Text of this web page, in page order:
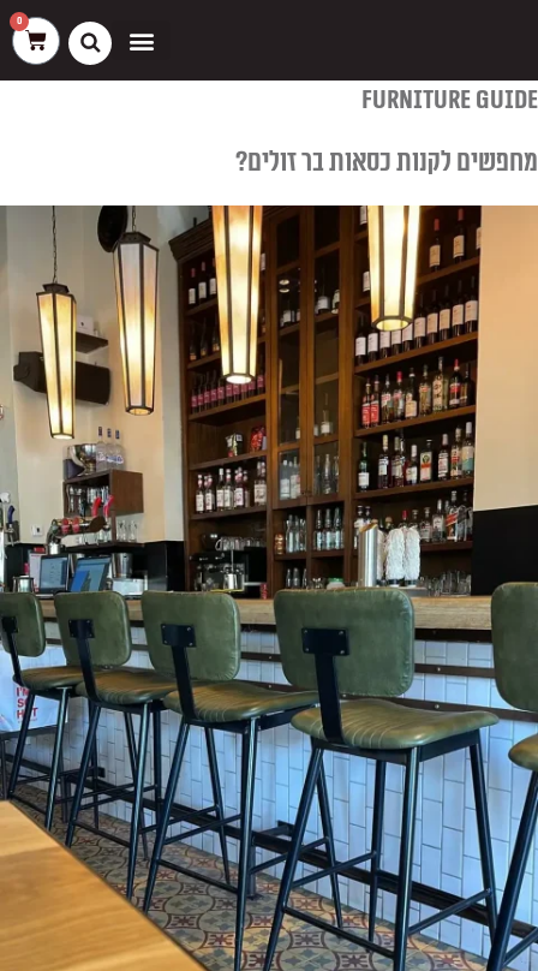
0
עגלת
קניות
furniture guide
מחפשים לקנות כסאות בר זולים?